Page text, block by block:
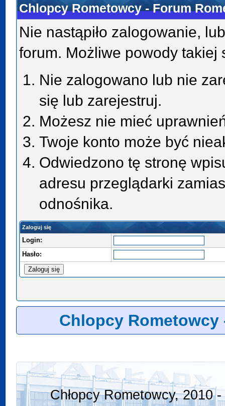
Chlopcy Rometowcy - Forum
Nie nastąpiło zalogowanie,
forum. Możliwe powody takiej
Nie zalogowano lub nie
się lub zarejestruj.
Możesz nie mieć
Twoje konto może być
Odwiedzono tę stronę
adresu przeglądarki
odnośnika.
Zaloguj się
Login:
Hasło:
Chlopcy Rometowcy
Chłopcy Rometowcy, 2010